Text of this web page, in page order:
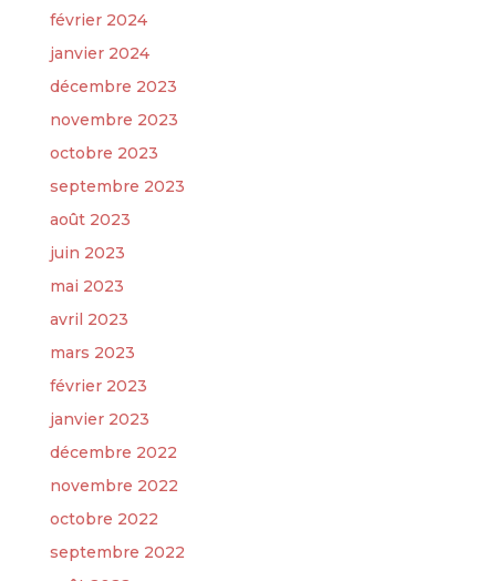
février 2024
janvier 2024
décembre 2023
novembre 2023
octobre 2023
septembre 2023
août 2023
juin 2023
mai 2023
avril 2023
mars 2023
février 2023
janvier 2023
décembre 2022
novembre 2022
octobre 2022
septembre 2022